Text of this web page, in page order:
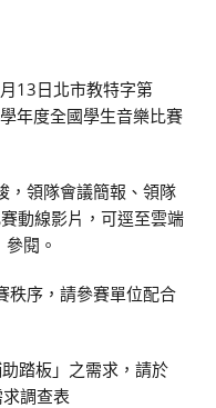
13日北市教特字第
年度全國學生音樂比賽
，領隊會議簡報、領隊
動線影片，可逕至雲端
參閱。
秩序，請參賽單位配合
踏板」之需求，請於
調查表